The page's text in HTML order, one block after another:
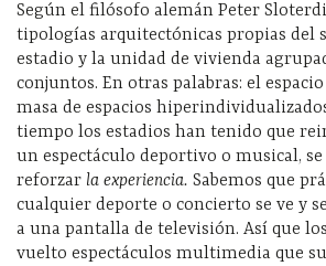
Según el filósofo alemán Peter
tipologías arquitectónicas propias del
estadio y la unidad de vivienda
conjuntos. En otras palabras: el
masa de espacios
tiempo los estadios han tenido que
un espectáculo deportivo o musical,
reforzar la experiencia. Sabemos que
cualquier deporte o concierto se ve y
a una pantalla de televisión. Así que
vuelto espectáculos multimedia que